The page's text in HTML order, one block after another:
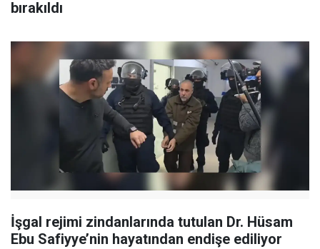
bırakıldı
İşgal rejimi zindanlarında tutulan Dr. Hüsam
Ebu Safiyye’nin hayatından endişe ediliyor